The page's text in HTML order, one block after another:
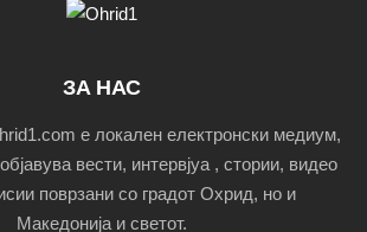
ЗА НАС
е локален електронски медиум,
вести, интервјуа , стории, видео
поврзани со градот Охрид, но и
Македонија и светот.